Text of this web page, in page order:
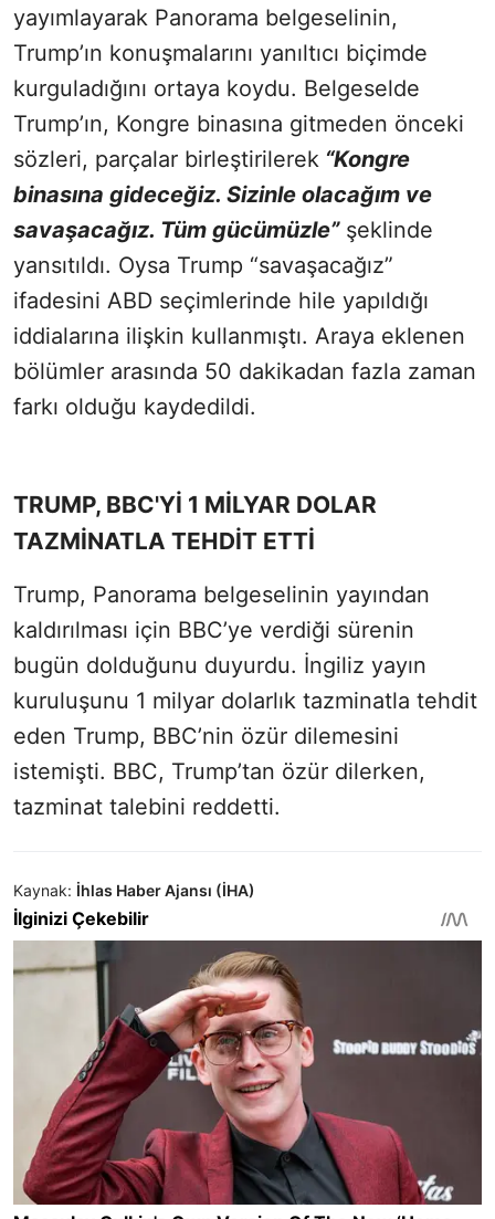
yayımlayarak Panorama belgeselinin,
Trump’ın konuşmalarını yanıltıcı biçimde
kurguladığını ortaya koydu. Belgeselde
Trump’ın, Kongre binasına gitmeden önceki
sözleri, parçalar birleştirilerek “Kongre
binasına gideceğiz. Sizinle olacağım ve
savaşacağız. Tüm gücümüzle”şeklinde
yansıtıldı. Oysa Trump “savaşacağız”
ifadesini ABD seçimlerinde hile yapıldığı
iddialarına ilişkin kullanmıştı. Araya eklenen
bölümler arasında 50 dakikadan fazla zaman
farkı olduğu kaydedildi.
TRUMP, BBC'Yİ 1 MİLYAR DOLAR
TAZMİNATLA TEHDİT ETTİ
Trump, Panorama belgeselinin yayından
kaldırılması için BBC’ye verdiği sürenin
bugün dolduğunu duyurdu. İngiliz yayın
kuruluşunu 1 milyar dolarlık tazminatla tehdit
eden Trump, BBC’nin özür dilemesini
istemişti. BBC, Trump’tan özür dilerken,
tazminat talebini reddetti.
Kaynak: İhlas Haber Ajansı (İHA)